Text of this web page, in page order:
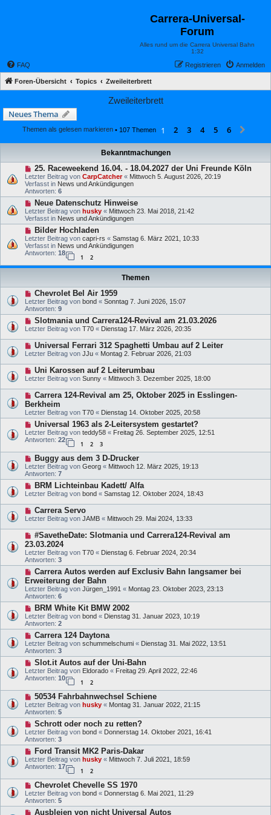
Carrera-Universal-
Forum
Alles rund um die Carrera Universal Bahn
1:32
FAQ Anmelden
Registrieren
Foren-Übersicht Topics Zweileiterbrett
Zweileiterbrett
Neues Thema
Themen als gelesen markieren • 107 Themen 1 2 3 4 5 6
Bekanntmachungen
25. Raceweekend 16.04. - 18.04.2027 der Uni Freunde Köln
Letzter Beitrag von CarpCatcher« Mittwoch 5. August 2026, 20:19
Verfasst in News und Ankündigungen
Antworten: 6
Neue Datenschutz Hinweise
Letzter Beitrag von husky « Mittwoch 23. Mai 2018, 21:42
Verfasst in News und Ankündigungen
Bilder Hochladen
Letzter Beitrag von capri-rs « Samstag 6. März 2021, 10:33
Verfasst in News und Ankündigungen
Antworten: 18
1 2
Themen
Chevrolet Bel Air 1959
Letzter Beitrag von bond « Sonntag 7. Juni 2026, 15:07
Antworten: 9
Slotmania und Carrera124-Revival am 21.03.2026
Letzter Beitrag von T70 « Dienstag 17. März 2026, 20:35
Universal Ferrari 312 Spaghetti Umbau auf 2 Leiter
Letzter Beitrag von JJu « Montag 2. Februar 2026, 21:03
Uni Karossen auf 2 Leiterumbau
Letzter Beitrag von Sunny « Mittwoch 3. Dezember 2025, 18:00
Carrera 124-Revival am 25, Oktober 2025 in Esslingen-
Berkheim
Letzter Beitrag von T70 « Dienstag 14. Oktober 2025, 20:58
Universal 1963 als 2-Leitersystem gestartet?
Letzter Beitrag von teddy58 « Freitag 26. September 2025, 12:51
Antworten: 22
1 2 3
Buggy aus dem 3 D-Drucker
Letzter Beitrag von Georg « Mittwoch 12. März 2025, 19:13
Antworten: 7
BRM Lichteinbau Kadett/ Alfa
Letzter Beitrag von bond « Samstag 12. Oktober 2024, 18:43
Carrera Servo
Letzter Beitrag von JAMB « Mittwoch 29. Mai 2024, 13:33
#SavetheDate: Slotmania und Carrera124-Revival am
23.03.2024
Letzter Beitrag von T70 « Dienstag 6. Februar 2024, 20:34
Antworten: 3
Carrera Autos werden auf Exclusiv Bahn langsamer bei
Erweiterung der Bahn
Letzter Beitrag von Jürgen_1991 « Montag 23. Oktober 2023, 23:13
Antworten: 6
BRM White Kit BMW 2002
Letzter Beitrag von bond « Dienstag 31. Januar 2023, 10:19
Antworten: 2
Carrera 124 Daytona
Letzter Beitrag von schummelschumi « Dienstag 31. Mai 2022, 13:51
Antworten: 3
Slot.it Autos auf der Uni-Bahn
Letzter Beitrag von Eldorado « Freitag 29. April 2022, 22:46
Antworten: 10
1 2
50534 Fahrbahnwechsel Schiene
Letzter Beitrag von husky « Montag 31. Januar 2022, 21:15
Antworten: 5
Schrott oder noch zu retten?
Letzter Beitrag von bond « Donnerstag 14. Oktober 2021, 16:41
Antworten: 3
Ford Transit MK2 Paris-Dakar
Letzter Beitrag von husky « Mittwoch 7. Juli 2021, 18:59
Antworten: 17
1 2
Chevrolet Chevelle SS 1970
Letzter Beitrag von bond « Donnerstag 6. Mai 2021, 11:29
Antworten: 5
Ausbleien von nicht Universal Autos